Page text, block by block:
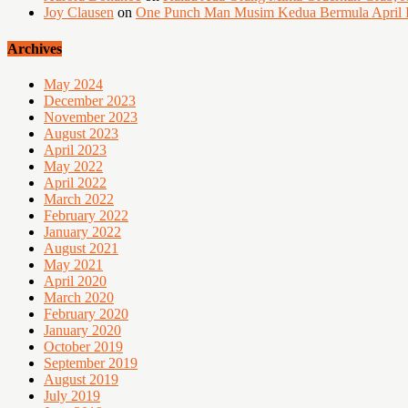
Joy Clausen on One Punch Man Musim Kedua Bermula April
Archives
May 2024
December 2023
November 2023
August 2023
April 2023
May 2022
April 2022
March 2022
February 2022
January 2022
August 2021
May 2021
April 2020
March 2020
February 2020
January 2020
October 2019
September 2019
August 2019
July 2019